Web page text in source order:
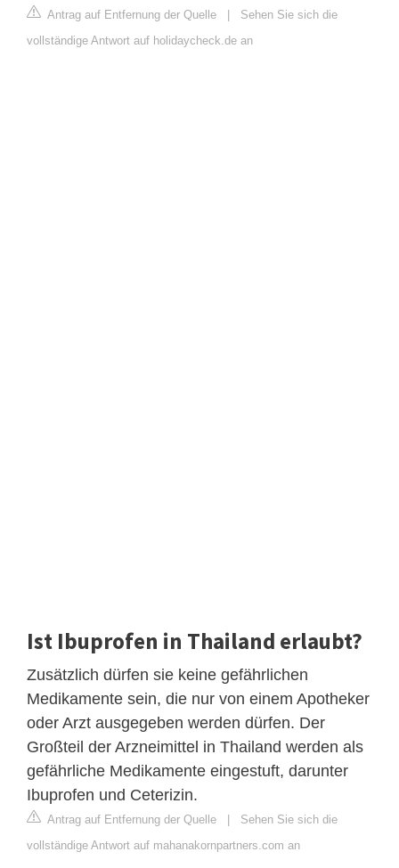
Antrag auf Entfernung der Quelle | Sehen Sie sich die
vollständige Antwort auf holidaycheck.de an
Ist Ibuprofen in Thailand erlaubt?
Zusätzlich dürfen sie keine gefährlichen
Medikamente sein, die nur von einem Apotheker
oder Arzt ausgegeben werden dürfen. Der
Großteil der Arzneimittel in Thailand werden als
gefährliche Medikamente eingestuft, darunter
Ibuprofen und Ceterizin.
Antrag auf Entfernung der Quelle | Sehen Sie sich die
vollständige Antwort auf mahanakornpartners.com an